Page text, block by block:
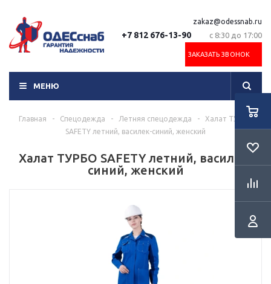
+7 812 676-13-90
zakaz@odessnab.ru
с 8:30 до 17:00
ЗАКАЗАТЬ ЗВОНОК
МЕНЮ
Главная - Спецодежда - Летняя спецодежда -
Халат ТУРБО
SAFETY летний, василек-синий, женский
Халат ТУРБО SAFETY летний, василек-
синий, женский